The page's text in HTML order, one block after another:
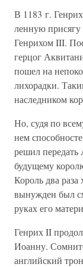
В 1183 г.
ленную присягу
Генрихом III.
герцог
пошел на
лихорадки.
наследником
Но, судя по
нем
решил
будущему
Король два
вынужден был
руках его
Генрих II
Иоанну.
английский